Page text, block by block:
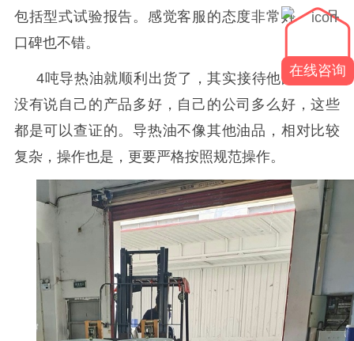
包括型式试验报告。感觉客服的态度非常好，产品
口碑也不错。
4吨导热油就顺利出货了，其实接待他的客服并
没有说自己的产品多好，自己的公司多么好，这些
都是可以查证的。导热油不像其他油品，相对比较
复杂，操作也是，更要严格按照规范操作。
在线咨询